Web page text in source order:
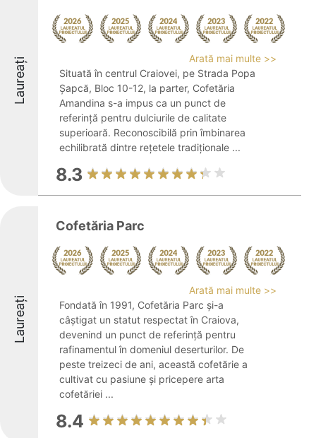
Laureați
Arată mai multe >>
Situată în centrul Craiovei, pe Strada Popa
Șapcă, Bloc 10-12, la parter, Cofetăria
Amandina s-a impus ca un punct de
referință pentru dulciurile de calitate
superioară. Reconoscibilă prin îmbinarea
echilibrată dintre rețetele tradiționale ...
8.3
Laureați
Cofetăria Parc
Arată mai multe >>
Fondată în 1991, Cofetăria Parc și-a
câștigat un statut respectat în Craiova,
devenind un punct de referință pentru
rafinamentul în domeniul deserturilor. De
peste treizeci de ani, această cofetărie a
cultivat cu pasiune și pricepere arta
cofetăriei ...
8.4